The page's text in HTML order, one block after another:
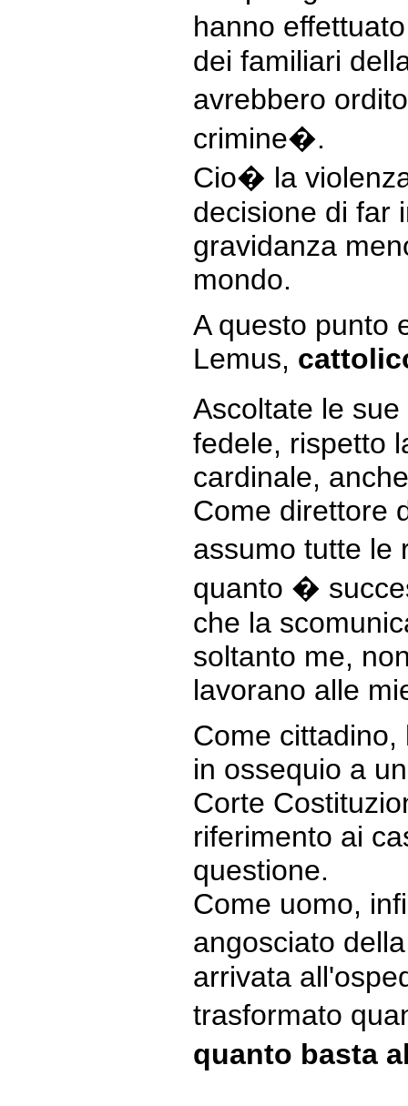
hanno
dei familiari
avrebbero
crimine�.
Cio� la
decisione di far
gravidanza
mondo.
A questo punto
Lemus,
Ascoltate le
fedele, rispetto
cardinale,
Come direttore
assumo tutte
quanto �
che la
soltanto me,
lavorano alle
Come
in ossequio a
Corte
riferimento ai
questione.
Come uomo,
angosciato
arrivata
trasformato
quanto basta